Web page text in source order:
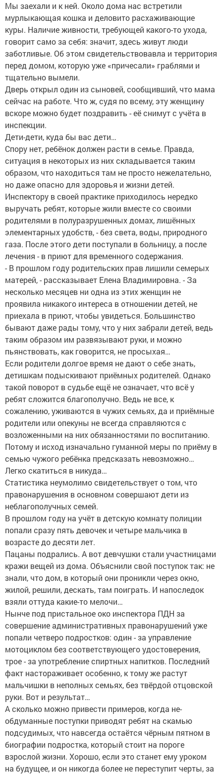
Мы заехали и к ней. Около дома нас встретили
мурлыкающая кошка и деловито расхаживающие
куры. Наличие живности, требующей какого-то ухода,
говорит само за себя: значит, здесь живут люди
заботливые. Об этом свидетельствовавла и территория
перед домом, которую уже «причесали» граблями и
тщательно вымели.
Дверь открыл один из сыновей, сообщивший, что мама
сейчас на работе. Что ж, судя по всему, эту женщину
вскоре можно будет поздравить - её снимут с учёта в
инспекции.
Дети-дети, куда бы вас дети…
Спору нет, ребёнок должен расти в семье. Правда,
ситуация в некоторых из них складывается таким
образом, что находиться там не просто нежелательно,
но даже опасно для здоровья и жизни детей.
Инспектору в своей практике приходилось нередко
выручать ребят, которые жили вместе со своими
родителями в полуразрушенных домах, лишённых
элементарных удобств, - без света, воды, природного
газа. После этого дети поступали в больницу, а после
лечения - в приют для временного содержания.
- В прошлом году родительских прав лишили семерых
матерей, - рассказывает Елена Владимировна. - За
несколько месяцев ни одна из этих женщин не
проявила никакого интереса в отношении детей, не
приехала в приют, чтобы увидеться. Большинство
бывают даже рады тому, что у них забрали детей, ведь
таким образом им развязывают руки, и можно
пьянствовать, как говорится, не просыхая…
Если родители долгое время не дают о себе знать,
детишкам подыскивают приёмных родителей. Однако
такой поворот в судьбе ещё не означает, что всё у
ребят сложится благополучно. Ведь не все, к
сожалению, уживаются в чужих семьях, да и приёмные
родители или опекуны не всегда справляются с
возложенными на них обязанностями по воспитанию.
Потому и исход изначально гуманной меры по приёму в
семью чужого ребёнка предсказать невозможно…
Легко скатиться в никуда…
Статистика неумолимо свидетельствует о том, что
правонарушения в основном совершают дети из
неблагополучных семей.
В прошлом году на учёт в детскую комнату полиции
попали сразу пять девочек и четыре мальчика в
возрасте до десяти лет.
Пацаны подрались. А вот девчушки стали участницами
кражи вещей из дома. Объяснили свой поступок так: не
знали, что дом, в который они проникли через окно,
жилой, решили, дескать, там поиграть. И напоследок
взяли оттуда какие-то мелочи…
Нынче под пристальное око инспектора ПДН за
совершение административных правонарушений уже
попали четверо подростков: один - за управление
мотоциклом без соответствующего удостоверения,
трое - за употребление спиртных напитков. Последний
факт настораживает особенно, к тому же растут
мальчишки в неполных семьях, без твёрдой отцовской
руки. Вот и результат…
А сколько можно привести примеров, когда не-
обдуманные поступки приводят ребят на скамью
подсудимых, что навсегда остаётся чёрным пятном в
биографии подростка, который стоит на пороге
взрослой жизни. Хорошо, если это станет ему уроком
на будущее, и он никогда более не переступит черты, за